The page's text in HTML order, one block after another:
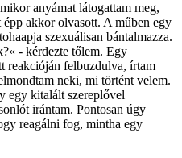
anyámat látogattam meg,
akkor olvasott. A műben egy
szexuálisan bántalmazza.
- kérdezte tőlem. Egy
reakcióján felbuzdulva, írtam
neki, mi történt velem.
egy kitalált szereplővel
irántam. Pontosan úgy
reagálni fog, mintha egy